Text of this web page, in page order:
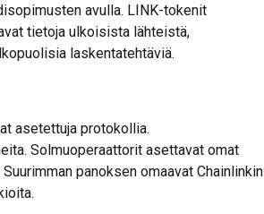
avulla. LINK-tokenit
tietoja ulkoisista lähteistä,
laskentatehtäviä.
asetettuja protokollia.
Solmuoperaattorit asettavat omat
panoksen omaavat Chainlinkin